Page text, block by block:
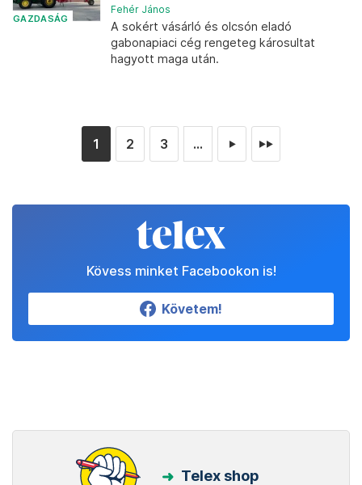
GAZDASÁG
Fehér János
A sokért vásárló és olcsón eladó
gabonapiaci cég rengeteg károsultat
hagyott maga után.
1 2 3 ... ► ►►
Kövess minket Facebookon is!
Követem!
Telex shop